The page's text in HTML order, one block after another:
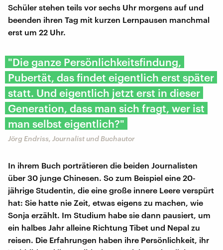
Schüler stehen teils vor sechs Uhr morgens auf und
beenden ihren Tag mit kurzen Lernpausen manchmal
erst um 22 Uhr.
"Die ganze Persönlichkeitsfindung,
Pubertät, das findet eigentlich erst später
statt. Und eigentlich jetzt erst in dieser
Generation, dass man sich fragt, wer ist
man selbst eigentlich?"
Jörg Endriss, Journalist und Buchautor
In ihrem Buch porträtieren die beiden Journalisten
über 30 junge Chinesen. So zum Beispiel eine 20-
jährige Studentin, die eine große innere Leere verspürt
hat: Sie hatte nie Zeit, etwas eigens zu machen, wie
Sonja erzählt. Im Studium habe sie dann pausiert, um
ein halbes Jahr alleine Richtung Tibet und Nepal zu
reisen. Die Erfahrungen haben ihre Persönlichkeit, ihr